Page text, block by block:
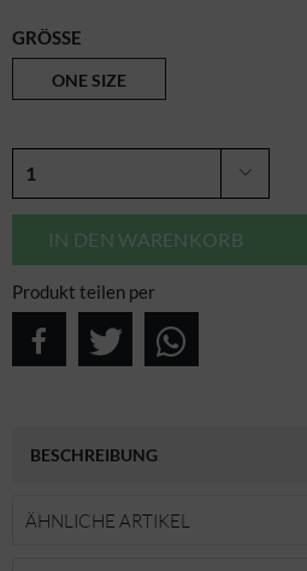
GRÖSSE
ONE SIZE
IN DEN WARENKORB
Produkt teilen per
BESCHREIBUNG
ÄHNLICHE ARTIKEL